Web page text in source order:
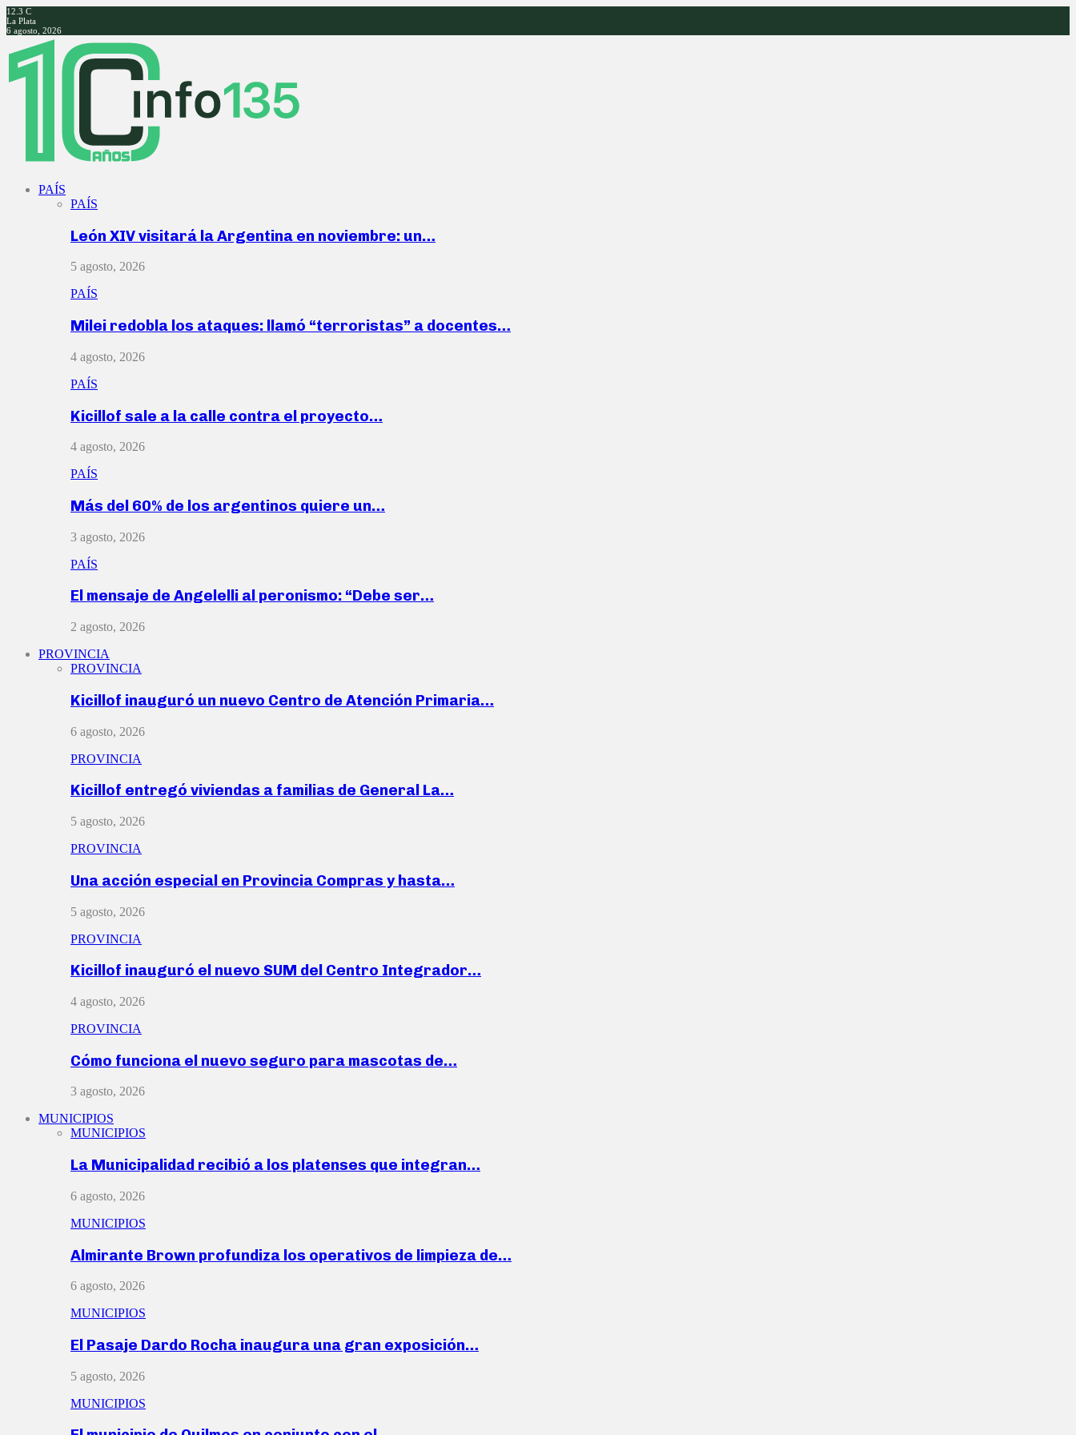
12.3 C
La Plata
6 agosto, 2026
Facebook
Twitter
Instagram
Youtube
PAÍS
PAÍS
León XIV visitará la Argentina en noviembre: un…
5 agosto, 2026
PAÍS
Milei redobla los ataques: llamó “terroristas” a docentes…
4 agosto, 2026
PAÍS
Kicillof sale a la calle contra el proyecto…
4 agosto, 2026
PAÍS
Más del 60% de los argentinos quiere un…
3 agosto, 2026
PAÍS
El mensaje de Angelelli al peronismo: “Debe ser…
2 agosto, 2026
PROVINCIA
PROVINCIA
Kicillof inauguró un nuevo Centro de Atención Primaria…
6 agosto, 2026
PROVINCIA
Kicillof entregó viviendas a familias de General La…
5 agosto, 2026
PROVINCIA
Una acción especial en Provincia Compras y hasta…
5 agosto, 2026
PROVINCIA
Kicillof inauguró el nuevo SUM del Centro Integrador…
4 agosto, 2026
PROVINCIA
Cómo funciona el nuevo seguro para mascotas de…
3 agosto, 2026
MUNICIPIOS
MUNICIPIOS
La Municipalidad recibió a los platenses que integran…
6 agosto, 2026
MUNICIPIOS
Almirante Brown profundiza los operativos de limpieza de…
6 agosto, 2026
MUNICIPIOS
El Pasaje Dardo Rocha inaugura una gran exposición…
5 agosto, 2026
MUNICIPIOS